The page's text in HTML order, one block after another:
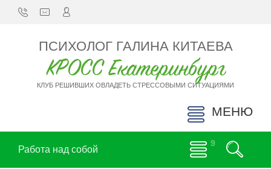
ПСИХОЛОГ ГАЛИНА КИТАЕВА
КРОСС Екатеринбург
КЛУБ РЕШИВШИХ ОВЛАДЕТЬ СТРЕССОВЫМИ СИТУАЦИЯМИ
МЕНЮ
Работа над собой